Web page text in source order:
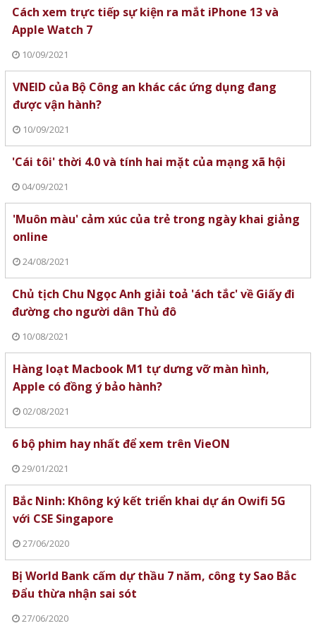
Cách xem trực tiếp sự kiện ra mắt iPhone 13 và
Apple Watch 7
10/09/2021
VNEID của Bộ Công an khác các ứng dụng đang
được vận hành?
10/09/2021
'Cái tôi' thời 4.0 và tính hai mặt của mạng xã hội
04/09/2021
'Muôn màu' cảm xúc của trẻ trong ngày khai giảng
online
24/08/2021
Chủ tịch Chu Ngọc Anh giải toả 'ách tắc' về Giấy đi
đường cho người dân Thủ đô
10/08/2021
Hàng loạt Macbook M1 tự dưng vỡ màn hình,
Apple có đồng ý bảo hành?
02/08/2021
6 bộ phim hay nhất để xem trên VieON
29/01/2021
Bắc Ninh: Không ký kết triển khai dự án Owifi 5G
với CSE Singapore
27/06/2020
Bị World Bank cấm dự thầu 7 năm, công ty Sao Bắc
Đẩu thừa nhận sai sót
27/06/2020